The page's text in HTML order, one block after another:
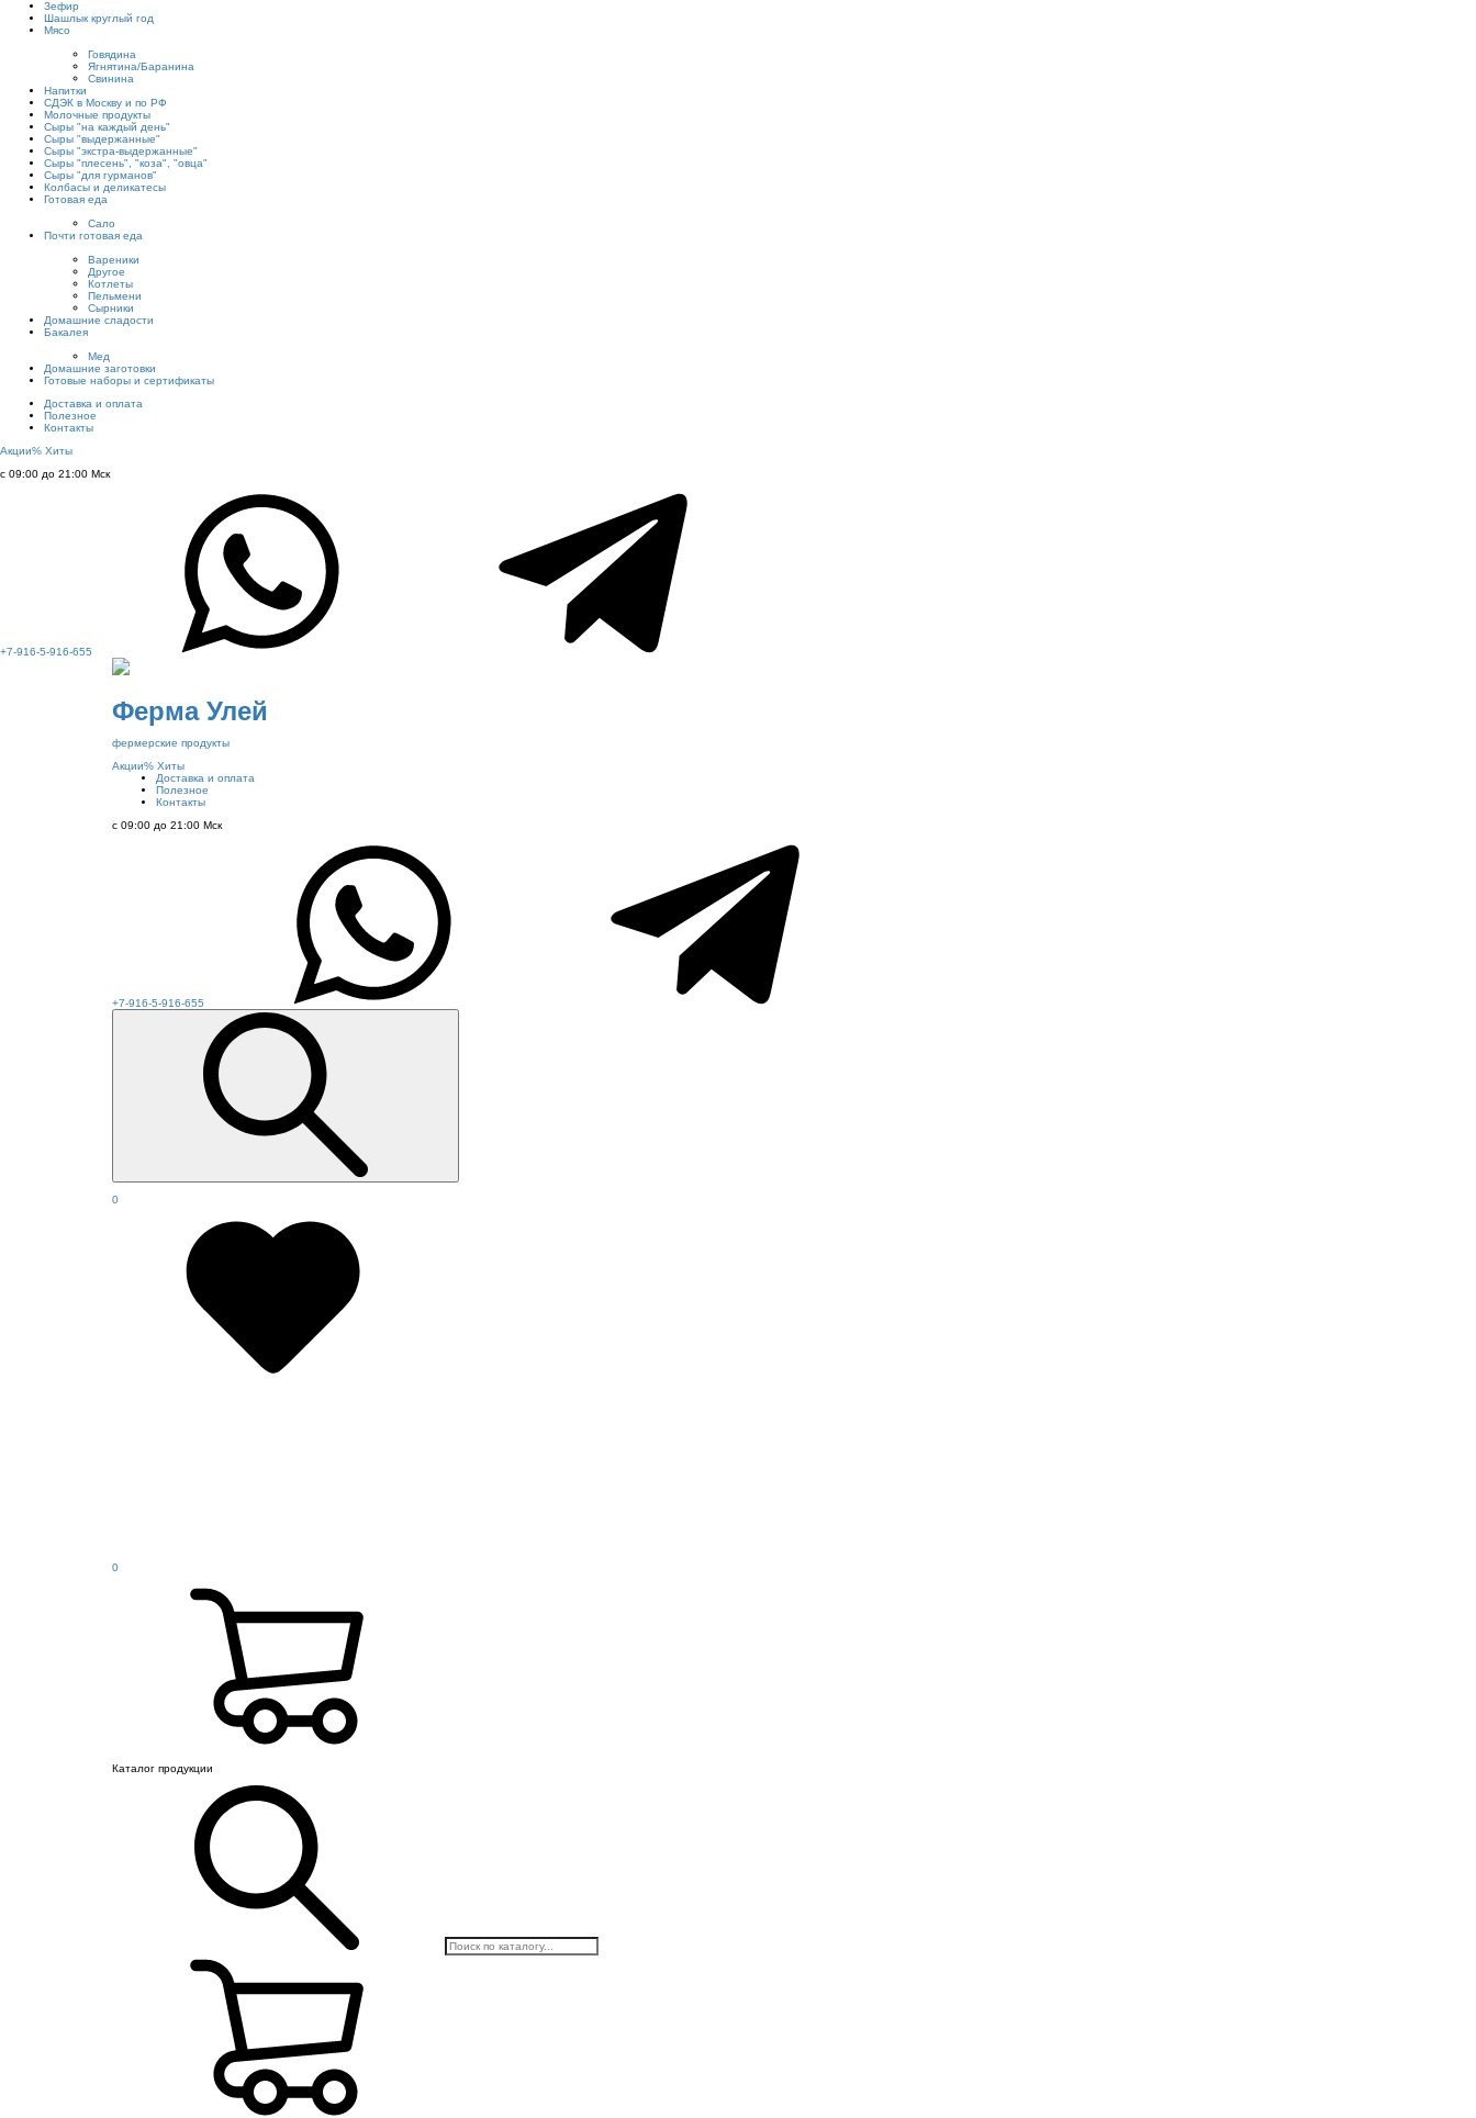
Зефир
Шашлык круглый год
Мясо
Говядина
Ягнятина/Баранина
Свинина
Напитки
СДЭК в Москву и по РФ
Молочные продукты
Сыры "на каждый день"
Сыры "выдержанные"
Сыры "экстра-выдержанные"
Сыры "плесень", "коза", "овца"
Сыры "для гурманов"
Колбасы и деликатесы
Готовая еда
Сало
Почти готовая еда
Вареники
Другое
Котлеты
Пельмени
Сырники
Домашние сладости
Бакалея
Мед
Домашние заготовки
Готовые наборы и сертификаты
Доставка и оплата
Полезное
Контакты
Акции% Хиты
с 09:00 до 21:00 Мск
+7-916-5-916-655
Ферма Улей
фермерские продукты
Акции% Хиты
Доставка и оплата
Полезное
Контакты
с 09:00 до 21:00 Мск
+7-916-5-916-655
0
0
Каталог продукции